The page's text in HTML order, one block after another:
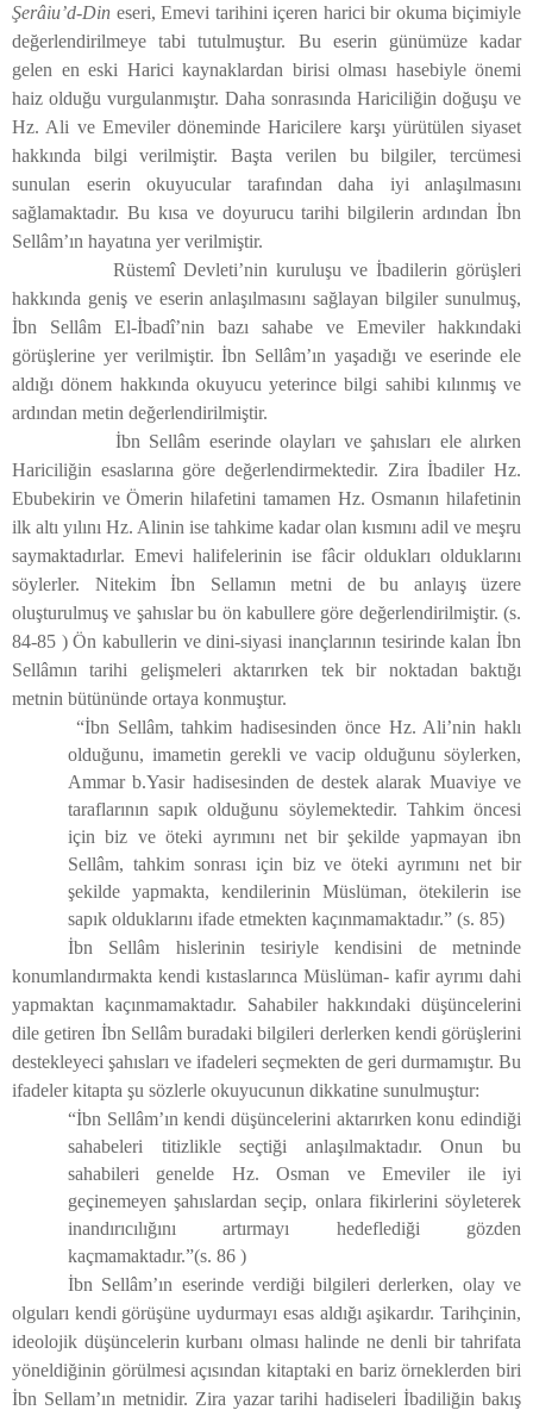
Şerâiu’d-Din eseri, Emevi tarihini içeren harici bir okuma biçimiyle
değerlendirilmeye tabi tutulmuştur. Bu eserin günümüze kadar
gelen en eski Harici kaynaklardan birisi olması hasebiyle önemi
haiz olduğu vurgulanmıştır. Daha sonrasında Hariciliğin doğuşu ve
Hz. Ali ve Emeviler döneminde Haricilere karşı yürütülen siyaset
hakkında bilgi verilmiştir. Başta verilen bu bilgiler, tercümesi
sunulan eserin okuyucular tarafından daha iyi anlaşılmasını
sağlamaktadır. Bu kısa ve doyurucu tarihi bilgilerin ardından İbn
Sellâm’ın hayatına yer verilmiştir.
Rüstemî Devleti’nin kuruluşu ve İbadilerin görüşleri
hakkında geniş ve eserin anlaşılmasını sağlayan bilgiler sunulmuş,
İbn Sellâm El-İbadî’nin bazı sahabe ve Emeviler hakkındaki
görüşlerine yer verilmiştir. İbn Sellâm’ın yaşadığı ve eserinde ele
aldığı dönem hakkında okuyucu yeterince bilgi sahibi kılınmış ve
ardından metin değerlendirilmiştir.
İbn Sellâm eserinde olayları ve şahısları ele alırken
Hariciliğin esaslarına göre değerlendirmektedir. Zira İbadiler Hz.
Ebubekirin ve Ömerin hilafetini tamamen Hz. Osmanın hilafetinin
ilk altı yılını Hz. Alinin ise tahkime kadar olan kısmını adil ve meşru
saymaktadırlar. Emevi halifelerinin ise fâcir oldukları olduklarını
söylerler. Nitekim İbn Sellamın metni de bu anlayış üzere
oluşturulmuş ve şahıslar bu ön kabullere göre değerlendirilmiştir. (s.
84-85 ) Ön kabullerin ve dini-siyasi inançlarının tesirinde kalan İbn
Sellâmın tarihi gelişmeleri aktarırken tek bir noktadan baktığı
metnin bütününde ortaya konmuştur.
“İbn Sellâm, tahkim hadisesinden önce Hz. Ali’nin haklı
olduğunu, imametin gerekli ve vacip olduğunu söylerken,
Ammar b.Yasir hadisesinden de destek alarak Muaviye ve
taraflarının sapık olduğunu söylemektedir. Tahkim öncesi
için biz ve öteki ayrımını net bir şekilde yapmayan ibn
Sellâm, tahkim sonrası için biz ve öteki ayrımını net bir
şekilde yapmakta, kendilerinin Müslüman, ötekilerin ise
sapık olduklarını ifade etmekten kaçınmamaktadır.” (s. 85)
İbn Sellâm hislerinin tesiriyle kendisini de metninde
konumlandırmakta kendi kıstaslarınca Müslüman- kafir ayrımı dahi
yapmaktan kaçınmamaktadır. Sahabiler hakkındaki düşüncelerini
dile getiren İbn Sellâm buradaki bilgileri derlerken kendi görüşlerini
destekleyeci şahısları ve ifadeleri seçmekten de geri durmamıştır. Bu
ifadeler kitapta şu sözlerle okuyucunun dikkatine sunulmuştur:
“İbn Sellâm’ın kendi düşüncelerini aktarırken konu edindiği
sahabeleri titizlikle seçtiği anlaşılmaktadır. Onun bu
sahabileri genelde Hz. Osman ve Emeviler ile iyi
geçinemeyen şahıslardan seçip, onlara fikirlerini söyleterek
inandırıcılığını artırmayı hedeflediği gözden
kaçmamaktadır.”(s. 86 )
İbn Sellâm’ın eserinde verdiği bilgileri derlerken, olay ve
olguları kendi görüşüne uydurmayı esas aldığı aşikardır. Tarihçinin,
ideolojik düşüncelerin kurbanı olması halinde ne denli bir tahrifata
yöneldiğinin görülmesi açısından kitaptaki en bariz örneklerden biri
İbn Sellam’ın metnidir. Zira yazar tarihi hadiseleri İbadiliğin bakış